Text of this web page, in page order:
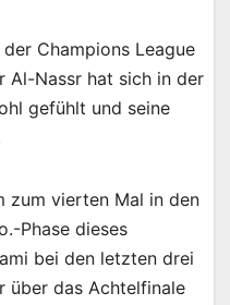
Champions League
Al-Nassr hat sich in der
gefühlt und seine
zum vierten Mal in den
Phase dieses
bei den letzten drei
über das Achtelfinale